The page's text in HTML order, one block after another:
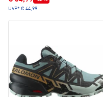
UVP* € 44,99